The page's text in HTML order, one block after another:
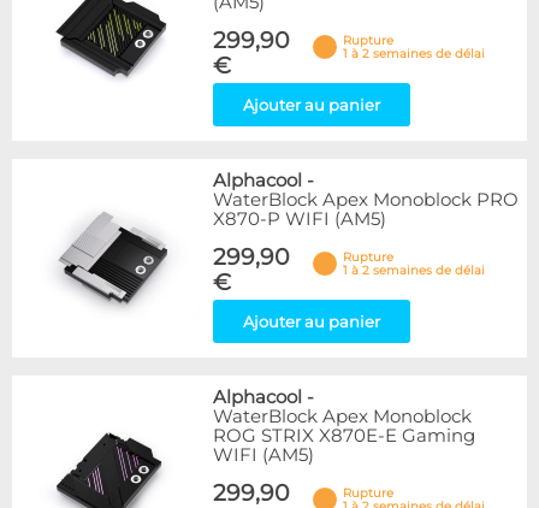
299,90
€
Rupture
1 à 2 semaines de délai
Ajouter au panier
Alphacool -
WaterBlock Apex Monoblock PRO
X870-P WIFI (AM5)
299,90
€
Rupture
1 à 2 semaines de délai
Ajouter au panier
Alphacool -
WaterBlock Apex Monoblock
ROG STRIX X870E-E Gaming
WIFI (AM5)
299,90
Rupture